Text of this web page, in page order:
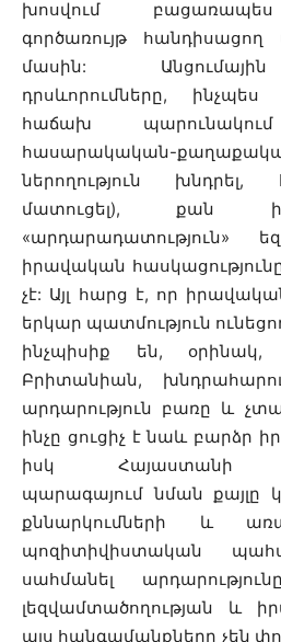
խոսվում
գործառույթ
մասին:
դրսևորումները,
հաճախ
հասարակական-
ներողություն
մատուցել), քան
«արդարադատություն»
իրավական
չէ: Այլ հարց է, որ
երկար պատմություն
ինչպիսիք են,
Բրիտանիան,
արդարություն բառը և
ինչը ցուցիչ է նաև բարձր
իսկ Հայաստանի
պարագայում նման քայլը
քննարկումների և
պոզիտիվիստական
սահմանել
լեզվամտածողության և
այս հանգամանքները չեն